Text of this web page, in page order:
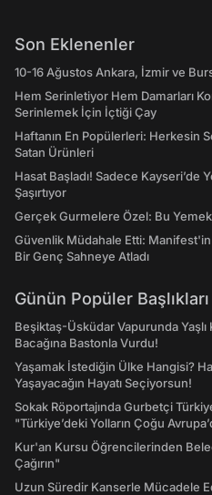
Son Eklenenler
10-16 Ağustos Ankara, İzmir ve
Hem Serinletiyor Hem Damarları
Serinlemek İçin İçtiği Çay
Haftanın En Popülerleri: Herkesin
Satan Ürünleri
Hasat Başladı! Sadece Kayseri’de
Şaşırtıyor
Gerçek Gurmelere Özel: Bu
Güvenlik Müdahale Etti:
Bir Genç Sahneye Atladı
Günün Popüler Başlıkları
Beşiktaş-Üsküdar Vapurunda Yaşlı
Bacağına Bastonla Vurdu!
Yaşamak İstediğin Ülke Hangisi?
Yaşayacağın Hayatı Seçiyorsun!
Sokak Röportajında Gurbetçi
"Türkiye’deki Yolların Çoğu
Kur'an Kursu Öğrencilerinden
Çağırın"
Uzun Süredir Kanserle Mücadele